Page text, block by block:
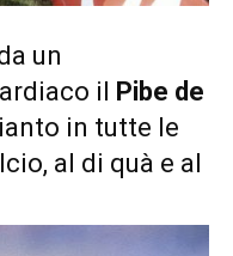
un
il Pibe de
in tutte le
al di quà e al